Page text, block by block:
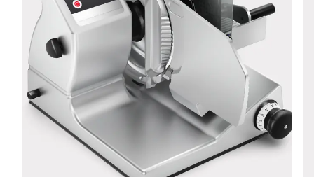
CAP *
Città *
Paese *